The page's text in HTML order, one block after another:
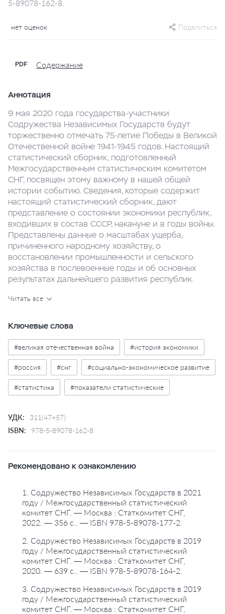
5-89078-162-8.
нет оценок Поделиться
PDF Содержание
Аннотация
9 мая 2020 года государства-участники
Содружества Независимых Государств будут
торжественно отмечать 75-летие Победы в Великой
Отечественной войне 1941-1945 годов. Настоящий
статистический сборник, подготовленный
Межгосударственным статистическим комитетом
СНГ, посвящен этому важному в нашей общей
истории событию. Сведения, которые содержит
настоящий статистический сборник, дают
представление о состоянии экономики республик,
входивших в состав СССР, накануне и в годы войны.
Представлены данные о масштабах ущерба,
причиненного народному хозяйству, о
восстановлении промышленности и сельского
хозяйства в послевоенные годы и об основных
результатах дальнейшего развития республик.
экономических показателей государств-участников
объективную оценку произошедшим изменениям.
численности героев Советского Союза и полных
кавалеров ордена Славы, информация о
Международном союзе "Содружество
общественных организаций ветеранов
(пенсионеров) независимых государств".
Читать все
Ключевые слова
#великая отечественная война #история экономики
#россия #снг #социально-экономическое развитие
#статистика #показатели статистические
УДК:
311(47+57)
ISBN:
978-5-89078-162-8
Рекомендовано к ознакомлению
1. Содружество Независимых Государств в 2021
году / Межгосударственный статистический
комитет СНГ. — Москва : Статкомитет СНГ,
2022. — 356 с.. — ISBN 978-5-89078-177-2.
2. Содружество Независимых Государств в 2019
году / Межгосударственный статистический
комитет СНГ. — Москва : Статкомитет СНГ,
2020. — 639 с.. — ISBN 978-5-89078-164-2.
3. Содружество Независимых Государств в 2019
году / Межгосударственный статистический
комитет СНГ. — Москва : Статкомитет СНГ,